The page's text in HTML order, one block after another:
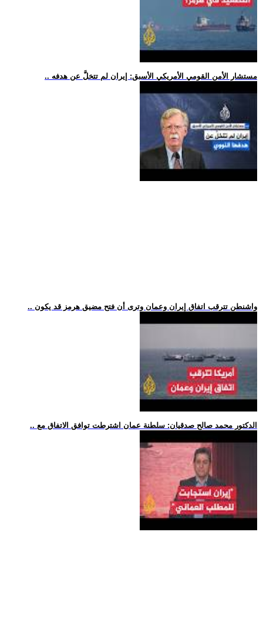
.. مستشار الأمن القومي الأمريكي الأسبق: إيران لم تتخلَّ عن هدفه
.. واشنطن تترقب اتفاق إيران وعمان وترى أن فتح مضيق هرمز قد يكون
.. الدكتور محمد صالح صدقيان: سلطنة عمان اشترطت توافق الاتفاق مع